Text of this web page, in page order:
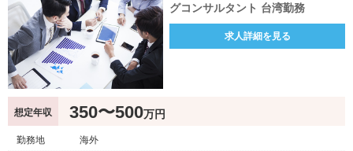
グコンサルタント 台湾勤務
求人詳細を見る
想定年収 350〜500万円
勤務地 海外